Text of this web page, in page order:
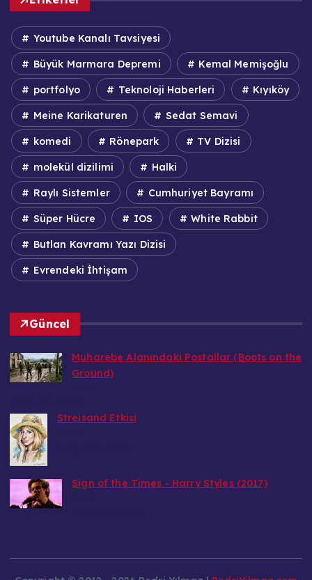
Youtube Kanalı Tavsiyesi
Büyük Marmara Depremi Kemal Memişoğlu
portfolyo Teknoloji Haberleri Kıyıköy
Meine Karikaturen Sedat Semavi
komedi Rönepark TV Dizisi
molekül dizilimi Halki
Raylı Sistemler Cumhuriyet Bayramı
Süper Hücre IOS White Rabbit
Butlan Kavramı Yazı Dizisi
Evrendeki İhtişam
Güncel
Muharebe Alanındaki Postallar (Boots on the
Ground)
Streisand Etkisi
Sign of the Times - Harry Styles (2017)